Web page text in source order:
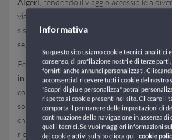
Algeri , rendendo il viaggio accessibile a
viaggiatori: i prezzi variano in base alla
sistemazione scelta e alla presenza o meno di
seguito.
Per trovare le offerte più vantaggiose, è
in anticipoe monitorare le invitanti
compagnia offre periodicamente ai
sono spesso disponibili per famiglie, gruppi e
che lavorano in Francia e fanno rientro in
ricongiungersi con parenti e amici durante il
Informativa
Su questo sito usiamo cookie tecnici, analitici
consenso, di profilazione nostri e di terze
fornirti anche annunci personalizzati.
acconsenti di ricevere tutti i cookie del nostro
"Scopri di più e personalizza" potrai
rispetto ai cookie presenti nel sito. Cliccare il
comporta il permanere delle impostazioni di
continuazione della navigazione in assenza di
quelli tecnici. Se vuoi maggiori informazioni
dei cookie attivi sul sito clicca qui
cookie